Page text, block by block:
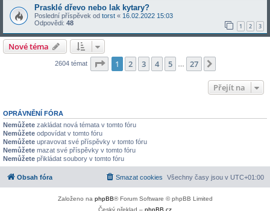
Prasklé dřevo nebo lak kytary?
Poslední příspěvek od torst « 16.02.2022 15:03
Odpovědi: 48 1 2 3
Nové téma
2604 témat Stránka z 27
1 2 3 4 5 27
Přejít na
OPRÁVNĚNÍ FÓRA
Nemůžete zakládat nová témata v tomto fóru
Nemůžete odpovídat v tomto fóru
Nemůžete upravovat své příspěvky v tomto fóru
Nemůžete mazat své příspěvky v tomto fóru
Nemůžete přikládat soubory v tomto fóru
Obsah fóra Všechny časy jsou v UTC+01:00
Smazat cookies
Založeno na phpBB® Forum Software © phpBB Limited
Český překlad – phpBB.cz